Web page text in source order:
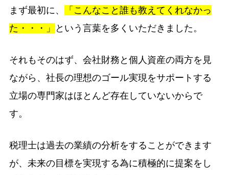
まず最初に、
「こんなこと誰も教えてくれなかっ
た・・・」
という言葉を多くいただきました。
それもそのはず、会社財務と個人資産の両方を見
ながら、社長の理想のゴール実現をサポートする
立場の専門家はほとんど存在していないからで
す。
税理士は過去の業績の分析をすることができます
が、未来の目標を実現する為に積極的に提案をし